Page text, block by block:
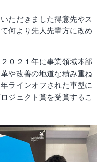
ただきました得意先やス
何より先人先輩方に改め
０２１年に事業領域本部
や改善の地道な積み重ね
ラインオフされた車型に
ジェクト賞を受賞するこ